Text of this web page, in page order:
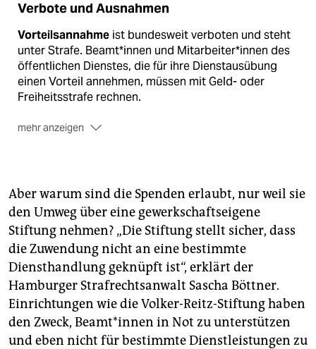
Verbote und Ausnahmen
Vorteilsannahme ist bundesweit verboten und steht
unter Strafe. Beamt*innen und Mitarbeiter*innen des
öffentlichen Dienstes, die für ihre Dienstausübung
einen Vorteil annehmen, müssen mit Geld- oder
Freiheitsstrafe rechnen.
mehr anzeigen
Geschenke von geringem Wert wie etwa 10, 15 Euro
annehmen. Niemals aber Geld.
Die jeweiligen Innenbehördenhaben außerdem die
Möglichkeit, weitere Ausnahmen zu erlassen.
Hamburg erlaubtenach dem G20-Gipfel eine
Sonderregelung: Für diesen besonderen Anlass
durften Polizist*innen Geschenke im Wert von bis zu
100 Euro annehmen.
Aber warum sind die Spenden erlaubt, nur weil sie
den Umweg über eine gewerkschaftseigene
Stiftung nehmen? „Die Stiftung stellt sicher, dass
die Zuwendung nicht an eine bestimmte
Diensthandlung geknüpft ist“, erklärt der
Hamburger Strafrechtsanwalt Sascha Böttner.
Einrichtungen wie die Volker-Reitz-Stiftung haben
den Zweck, Beamt*innen in Not zu unterstützen
und eben nicht für bestimmte Dienstleistungen zu